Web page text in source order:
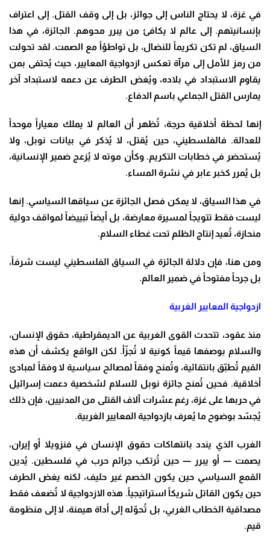
في غزة، لا يحتاج الناس إلى جوائز، بل إلى وقف القتل. إلى اعتراف
بإنسانيتهم. إلى عالم لا يكافئ من يبرر محوهم. الجائزة، في هذا
السياق، لم تكن تكريماً للنضال، بل تواطؤاً مع الصمت. لقد تحولت
من رمز للأمل إلى مرآة تعكس ازدواجية المعايير، حيث يُحتفى بمن
يقاوم الاستبداد في بلاده، ويُغض الطرف عن دعمه لاستبداد آخر
يمارس القتل الجماعي باسم الدفاع.
إنها لحظة أخلاقية حرجة، تُظهر أن العالم لا يملك معياراً موحداً
للعدالة. فالفلسطيني، حين يُقتل، لا يُذكر في بيانات نوبل، ولا
يُستحضر في خطابات التكريم. وكأن موته لا يُزعج ضمير الإنسانية،
بل يُمرر كخبر عابر في نشرة المساء.
في هذا السياق، لا يمكن فصل الجائزة عن سياقها السياسي. إنها
ليست فقط تتويجاً لمسيرة معارضة، بل أيضاً تبييضاً لمواقف دولية
منحازة، تُعيد إنتاج الظلم تحت غطاء السلام.
ومن هنا، فإن دلالة الجائزة في السياق الفلسطيني ليست شرفاً،
بل جرحاً مفتوحاً في ضمير العالم.
ازدواجية المعايير الغربية
منذ عقود، تتحدث القوى الغربية عن الديمقراطية، حقوق الإنسان،
والسلام بوصفها قيماً كونية لا تُجزّأ. لكن الواقع يكشف أن هذه
القيم تُطبّق بانتقائية، وتُمنح وفقاً لمصالح سياسية لا وفقاً لمبادئ
أخلاقية. فحين تُمنح جائزة نوبل للسلام لشخصية دعمت إسرائيل
في حربها على غزة، رغم عشرات آلاف القتلى من المدنيين، فإن ذلك
يُجسّد بوضوح ما يُعرف بازدواجية المعايير الغربية.
الغرب الذي يندد بانتهاكات حقوق الإنسان في فنزويلا أو إيران،
يصمت — أو يبرر — حين تُرتكب جرائم حرب في فلسطين. يُدين
القمع السياسي حين يكون الخصم غير حليف، لكنه يغض الطرف
حين يكون القاتل شريكاً استراتيجياً. هذه الازدواجية لا تُضعف فقط
مصداقية الخطاب الغربي، بل تُحوّله إلى أداة هيمنة، لا إلى منظومة
قيم.